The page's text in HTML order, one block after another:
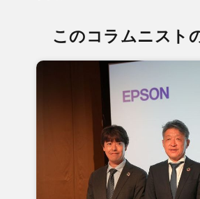
このコラムニスト